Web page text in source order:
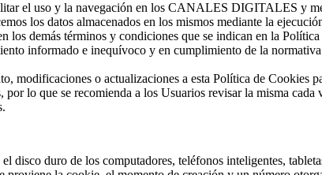
el uso y la navegación en los CANALES DIGITALES y
los datos almacenados en los mismos mediante la
demás términos y condiciones que se indican en la
informado e inequívoco y en cumplimiento de la
modificaciones o actualizaciones a esta Política de Cookies
lo que se recomienda a los Usuarios revisar la misma cada
disco duro de los computadores, teléfonos inteligentes,